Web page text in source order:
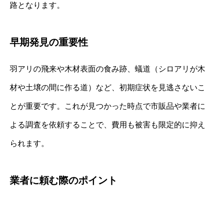
路となります。
早期発見の重要性
羽アリの飛来や木材表面の食み跡、蟻道（シロアリが木
材や土壌の間に作る道）など、初期症状を見逃さないこ
とが重要です。これが見つかった時点で市販品や業者に
よる調査を依頼することで、費用も被害も限定的に抑え
られます。
業者に頼む際のポイント